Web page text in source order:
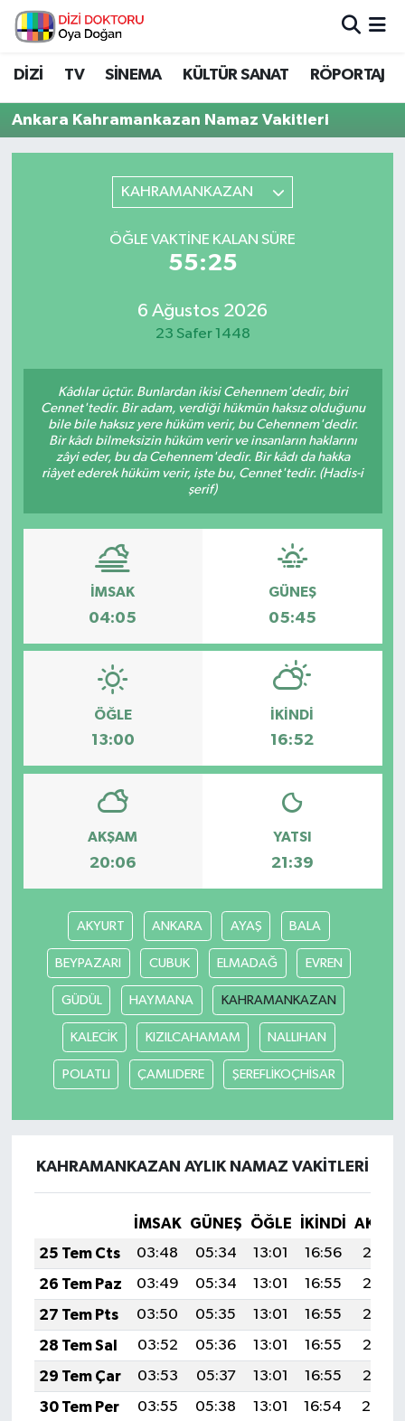
DİZİ TV SİNEMA KÜLTÜR SANAT RÖPORTAJ
Ankara Kahramankazan Namaz Vakitleri
KAHRAMANKAZAN
ÖĞLE VAKTINE KALAN SÜRE
55:25
6 Ağustos 2026
23 Safer 1448
Kâdılar üçtür. Bunlardan ikisi Cehennem'dedir, biri
Cennet'tedir. Bir adam, verdiği hükmün haksız olduğunu
bile bile haksız yere hüküm verir, bu Cehennem'dedir.
Bir kâdı bilmeksizin hüküm verir ve insanların haklarını
zâyi eder, bu da Cehennem'dedir. Bir kâdı da hakka
riâyet ederek hüküm verir, işte bu, Cennet'tedir. (Hadis-i
şerif)
İMSAK
04:05
GÜNEŞ
05:45
ÖĞLE
13:00
İKINDI
16:52
AKŞAM
20:06
YATSI
21:39
AKYURT ANKARA AYAŞ BALA
BEYPAZARI CUBUK ELMADAĞ EVREN
GÜDÜL HAYMANA KAHRAMANKAZAN
KALECİK KIZILCAHAMAM NALLIHAN
POLATLI ÇAMLIDERE ŞEREFLİKOÇHİSAR
KAHRAMANKAZAN AYLIK NAMAZ VAKITLERI
İMSAK GÜNEŞ ÖĞLE İKINDI
25 Tem Cts
03:48 05:34 13:01 16:56
20:18
26 Tem Paz
03:49 05:34 13:01 16:55
20:17
27 Tem Pts
03:50 05:35 13:01 16:55
20:16
28 Tem Sal
03:52 05:36 13:01 16:55
20:15
29 Tem Çar
03:53 05:37 13:01 16:55
20:15
30 Tem Per
03:55 05:38 13:01 16:54
20:14
İstanbul Nöbetçi Eczaneler
İstanbul Hava Durumu
İstanbul Trafik Yoğunluk Haritası
Süper Lig Puan Durumu ve Fikstür
Haber Arşivi